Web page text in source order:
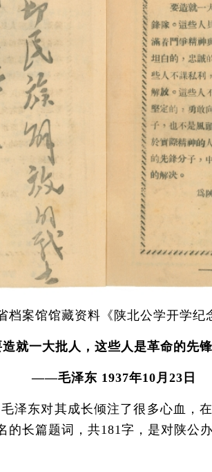
案馆馆藏资料《陕北公学开学纪
就一大批人，这些人是革命的先锋
——毛泽东 1937年10月23日
东对其成长倾注了很多心血，
长篇题词，共181字，是对陕